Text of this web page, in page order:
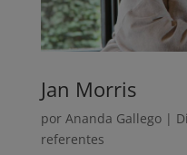
Jan Morris
por Ananda Gallego|
referentes